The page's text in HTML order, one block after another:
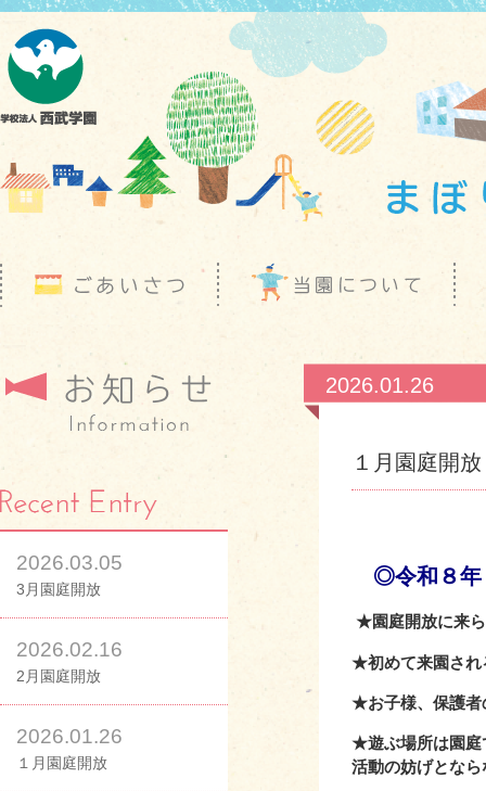
2026.03.05
3月園庭開放
2026.02.16
2月園庭開放
2026.01.26
１月園庭開放
2026.01.26
１月園庭開放
◎令和８年
★園庭開放に来
★初めて来園さ
★お子様、保護
★遊ぶ場所は園
活動の妨げとな